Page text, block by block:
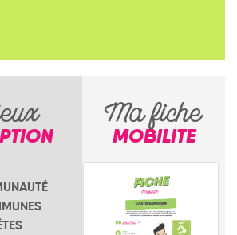
Ma fiche
MOBILITE